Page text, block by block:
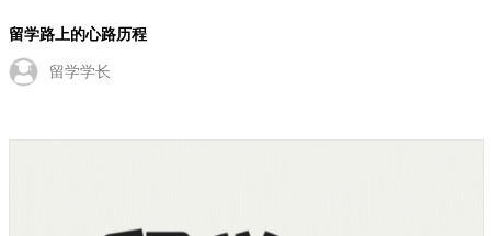
留学路上的心路历程
留学学长